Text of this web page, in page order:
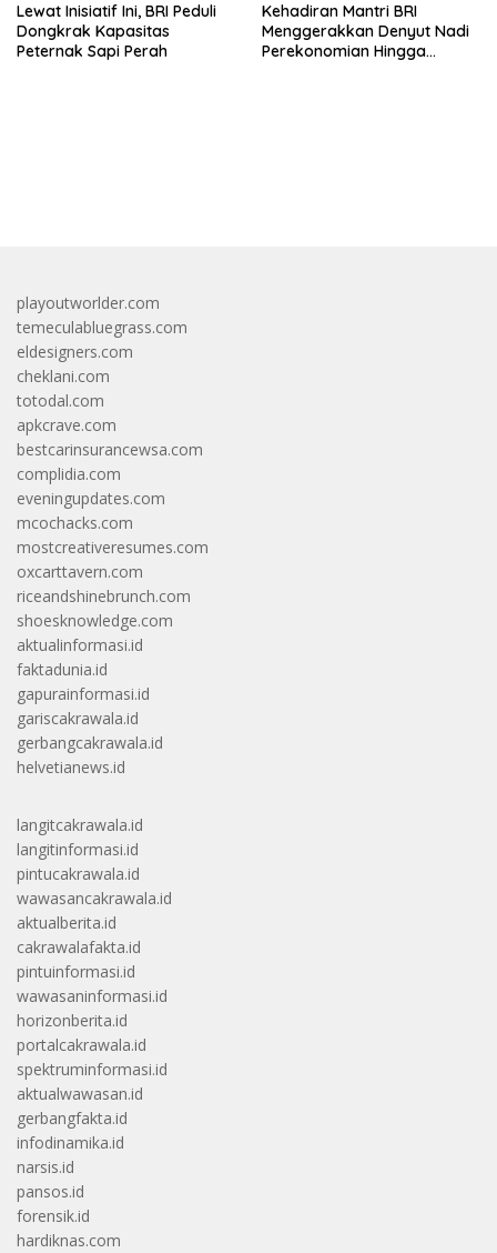
Lewat Inisiatif Ini, BRI Peduli
Dongkrak Kapasitas
Peternak Sapi Perah
Kehadiran Mantri BRI
Menggerakkan Denyut Nadi
Perekonomian Hingga
playoutworlder.com
temeculabluegrass.com
eldesigners.com
cheklani.com
totodal.com
apkcrave.com
bestcarinsurancewsa.com
complidia.com
eveningupdates.com
mcochacks.com
mostcreativeresumes.com
oxcarttavern.com
riceandshinebrunch.com
shoesknowledge.com
aktualinformasi.id
faktadunia.id
gapurainformasi.id
gariscakrawala.id
gerbangcakrawala.id
helvetianews.id
langitcakrawala.id
langitinformasi.id
pintucakrawala.id
wawasancakrawala.id
aktualberita.id
cakrawalafakta.id
pintuinformasi.id
wawasaninformasi.id
horizonberita.id
portalcakrawala.id
spektruminformasi.id
aktualwawasan.id
gerbangfakta.id
infodinamika.id
narsis.id
pansos.id
forensik.id
hardiknas.com